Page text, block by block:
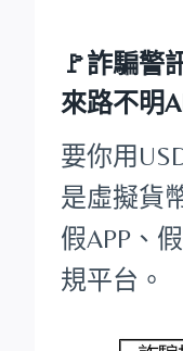
🚩詐騙警
來路不明
要你用
是虛擬貨
假APP、
規平台。